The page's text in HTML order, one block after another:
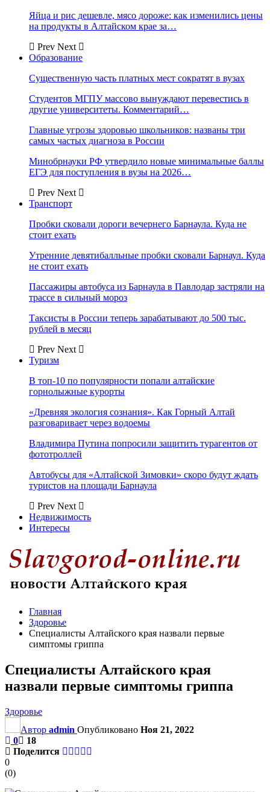
Яйца и рис дешевле, мясо дороже: как изменились цены
на продукты в Алтайском крае за…
Prev Next
Образование
Существенную часть платных мест сократят в вузах
Студентов МГПУ массово вынуждают перевестись в
другие университеты. Комментарий…
Главные угрозы здоровью школьников: названы три
самых частых диагноза в России
Минобрнауки РФ утвердило новые минимальные баллы
ЕГЭ для поступления в вузы на 2026…
Prev Next
Транспорт
Пробки сковали дороги вечернего Барнаула. Куда не
стоит ехать
Утренние девятибалльные пробки сковали Барнаул. Куда
не стоит ехать
Пассажиры автобуса из Барнаула в Павлодар застряли на
трассе в сильный мороз
Таксисты в России теперь зарабатывают до 500 тыс.
рублей в месяц
Prev Next
Туризм
В топ-10 по популярности попали алтайские
горнолыжные курорты
«Древняя экология сознания». Как Горный Алтай
разговаривает через водоемы
Владимира Путина попросили защитить турагентов от
фототроллей
Автобусы для «Алтайской Зимовки» скоро будут ждать
туристов на площади Барнаула
Prev Next
Недвижимость
Интересы
Главная
Здоровье
Специалисты Алтайского края назвали первые
симптомы гриппа
Специалисты Алтайского края
назвали первые симптомы гриппа
Здоровье
Автор admin Опубликовано Ноя 21, 2022
0
18
Поделится
0
(0)